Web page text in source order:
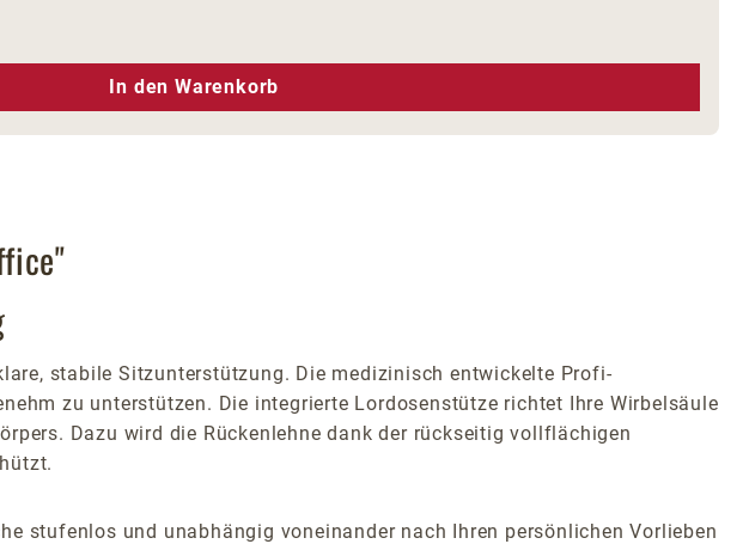
Schaltflächen um die Anzahl zu erhöhen oder zu
In den Warenkorb
stabile Sitzunterstützung. Die medizinisch entwickelte Profi-
zu unterstützen. Die integrierte Lordosenstütze richtet Ihre Wirbelsäule
Dazu wird die Rückenlehne dank der rückseitig vollflächigen
stufenlos und unabhängig voneinander nach Ihren persönlichen Vorlieben